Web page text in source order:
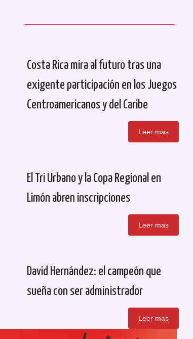
Costa Rica mira al futuro tras una
exigente participación en los Juegos
Centroamericanos y del Caribe
Leer mas
El Tri Urbano y la Copa Regional en
Limón abren inscripciones
Leer mas
David Hernández: el campeón que
sueña con ser administrador
Leer mas